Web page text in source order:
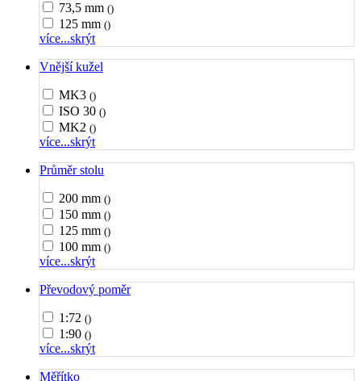
73,5 mm ()
125 mm ()
více...skrýt
Vnější kužel
MK3 ()
ISO 30 ()
MK2 ()
více...skrýt
Průměr stolu
200 mm ()
150 mm ()
125 mm ()
100 mm ()
více...skrýt
Převodový poměr
1:72 ()
1:90 ()
více...skrýt
Měřítko